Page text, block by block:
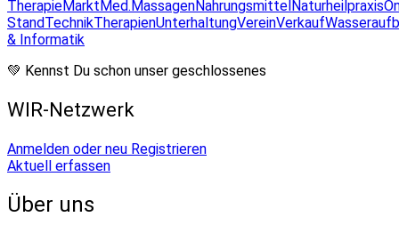
TherapieMarkt Med.MassagenNahrungsmittel Naturheilpraxis
StandTechnikTherapienUnterhaltungVereinVerkauf
& Informatik
💚 Kennst Du schon unser geschlossenes
WIR-Netzwerk
Anmelden oder neu Registrieren
Aktuell erfassen
Über uns